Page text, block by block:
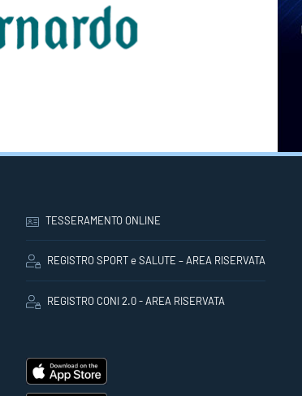
TESSERAMENTO ONLINE
REGISTRO SPORT e SALUTE – AREA RISERVATA
REGISTRO CONI 2.0 - AREA RISERVATA